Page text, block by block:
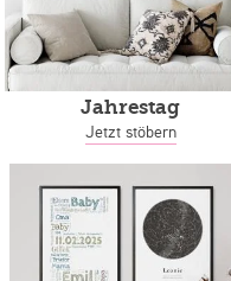
Jahrestag
Jetzt stöbern